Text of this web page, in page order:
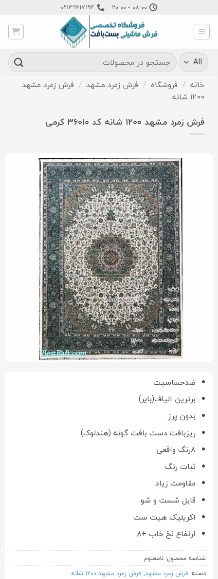
content
08:00 - 20:00
09139617194
جستجو
برای:
خانه / فروشگاه / فرش زمرد مشهد / فرش زمرد مشهد
1200 شانه
فرش زمرد مشهد ۱۲۰۰ شانه کد ۳۶۰۱۰ کرمی
ضدحساسیت
برترین الیاف(بایر)
بدون پرز
ریزبافت دست بافت گونه (هندلوک)
۸رنگ واقعی
ثبات رنگ
مقاومت زیاد
قابل شست و شو
اکریلیک هیت ست
ارتفاع نخ خاب +۸
شناسه محصول: نامعلوم
دسته: فرش زمرد مشهد, فرش زمرد مشهد 1200 شانه